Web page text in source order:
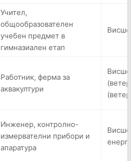
Учител,
общообразователен
учебен предмет в
гимназиален етап
Висше
Работник, ферма за
аквакултури
Инженер, контролно-
измервателни прибори и
апаратура
Висше